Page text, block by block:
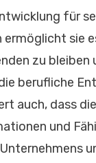
für
ermöglicht sie
zu bleiben
berufliche
auch, dass
und